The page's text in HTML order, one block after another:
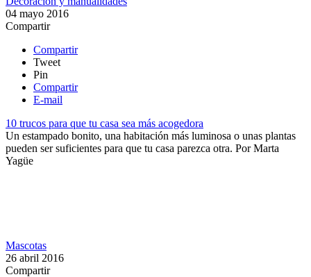
04 mayo 2016
Compartir
Compartir
Tweet
Pin
Compartir
E-mail
10 trucos para que tu casa sea más acogedora
Un estampado bonito, una habitación más luminosa o unas plantas
pueden ser suficientes para que tu casa parezca otra. PorMarta
Yagüe
Mascotas
26 abril 2016
Compartir